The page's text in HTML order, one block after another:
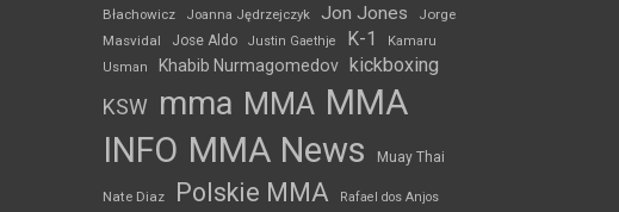
Błachowicz
Joanna Jędrzejczyk Jon Jones
Jorge
Masvidal
Jose Aldo Justin Gaethje K-1
Kamaru
Usman
Khabib Nurmagomedov kickboxing
KSW mma MMA MMA
INFO MMA News Muay Thai
Nate Diaz Polskie MMA Rafael dos Anjos